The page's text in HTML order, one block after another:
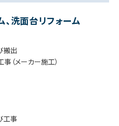
、洗面台リフォーム
搬出
（メーカー施工）
工事